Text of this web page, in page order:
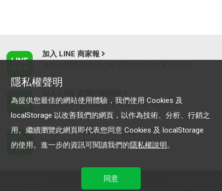
加入 LINE 商家報
為企業客戶提供最新市場趨勢, 應用與案例
LINE Biz-Solutions YouTube
實用教學、成功案例等多樣化影音內容
服務條款
隱私權聲明
為提供您最佳的網站使用體驗，我們使用 Cookies 及
localStorage 以改善我們的網頁，以作為技術、分析、行銷之
用。繼續瀏覽此網頁即代表您同意 Cookies 及 localStorage
的使用。進一步的資訊可閱讀我們的隱私權說明。
同意